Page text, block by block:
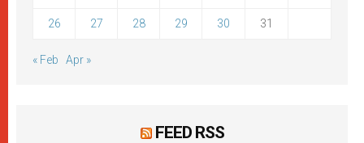
26 27 28 29 30 31
« Feb Apr »
FEED RSS